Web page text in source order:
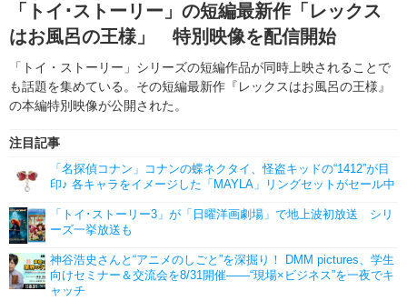
ゲーム グッズ
イベント 海外
海外イベント ビジネス
俳優・タレント アーティスト
ビジネス
アニメ 実写
イベント
ゲーム 座談会
動画
アニメ！アニメ！TV ABEMA Cafe
「トイ･ストーリー」の短編最新作「レックス
はお風呂の王様」 特別映像を配信開始
「トイ・ストーリー」シリーズの短編作品が同時上映されることで
も話題を集めている。その短編最新作『レックスはお風呂の王様』
の本編特別映像が公開された。
注目記事
「名探偵コナン」コナンの蝶ネクタイ、怪盗キッドの“1412”が目
印♪ 各キャラをイメージした「MAYLA」リングセットがセール中
「トイ･ストーリー3」が「日曜洋画劇場」で地上波初放送 シリ
ーズ一挙放送も
神谷浩史さんと“アニメのしごと”を深掘り！ DMM pictures、学生
向けセミナー＆交流会を8/31開催――“現場×ビジネス”を一夜でキ
ャッチ